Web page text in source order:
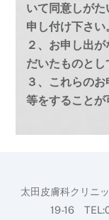
いて同意しが
申し付け下さい
２、お申し出
だいたものとし
３、これらの
等をすることが
太田皮膚科クリニ
19-16